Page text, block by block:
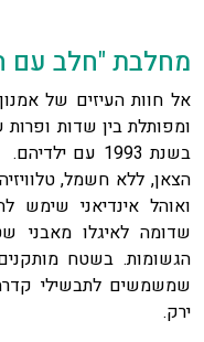
מחלבת "חלב עם
אל חוות העיזים של
ומפותלת בין שדות ופרות
בשנת 1993 עם
הצאן, ללא חשמל,
ואוהל אינדיאני שימש
שדומה לאיגלו מאבני
הגשומות. בשטח
שמשמשים לתבשילי
ירק.